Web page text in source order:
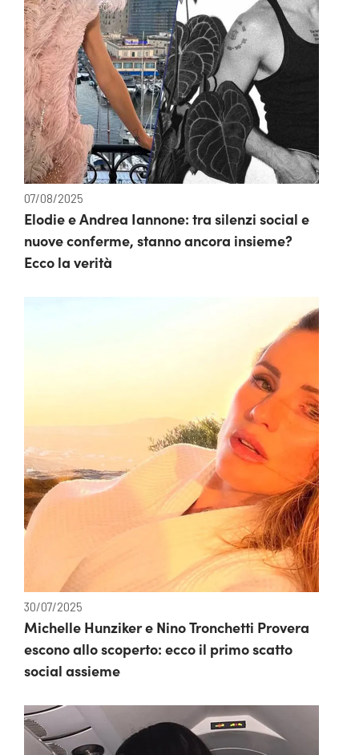
07/08/2025
Elodie e Andrea Iannone: tra silenzi social e
nuove conferme, stanno ancora insieme?
Ecco la verità
30/07/2025
Michelle Hunziker e Nino Tronchetti Provera
escono allo scoperto: ecco il primo scatto
social assieme